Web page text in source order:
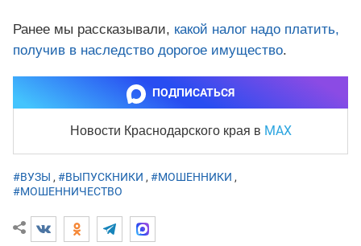
Ранее мы рассказывали, какой налог надо платить,
получив в наследство дорогое имущество.
ПОДПИСАТЬСЯ
Новости Краснодарского края в MAX
#ВУЗЫ , #ВЫПУСКНИКИ , #МОШЕННИКИ ,
#МОШЕННИЧЕСТВО